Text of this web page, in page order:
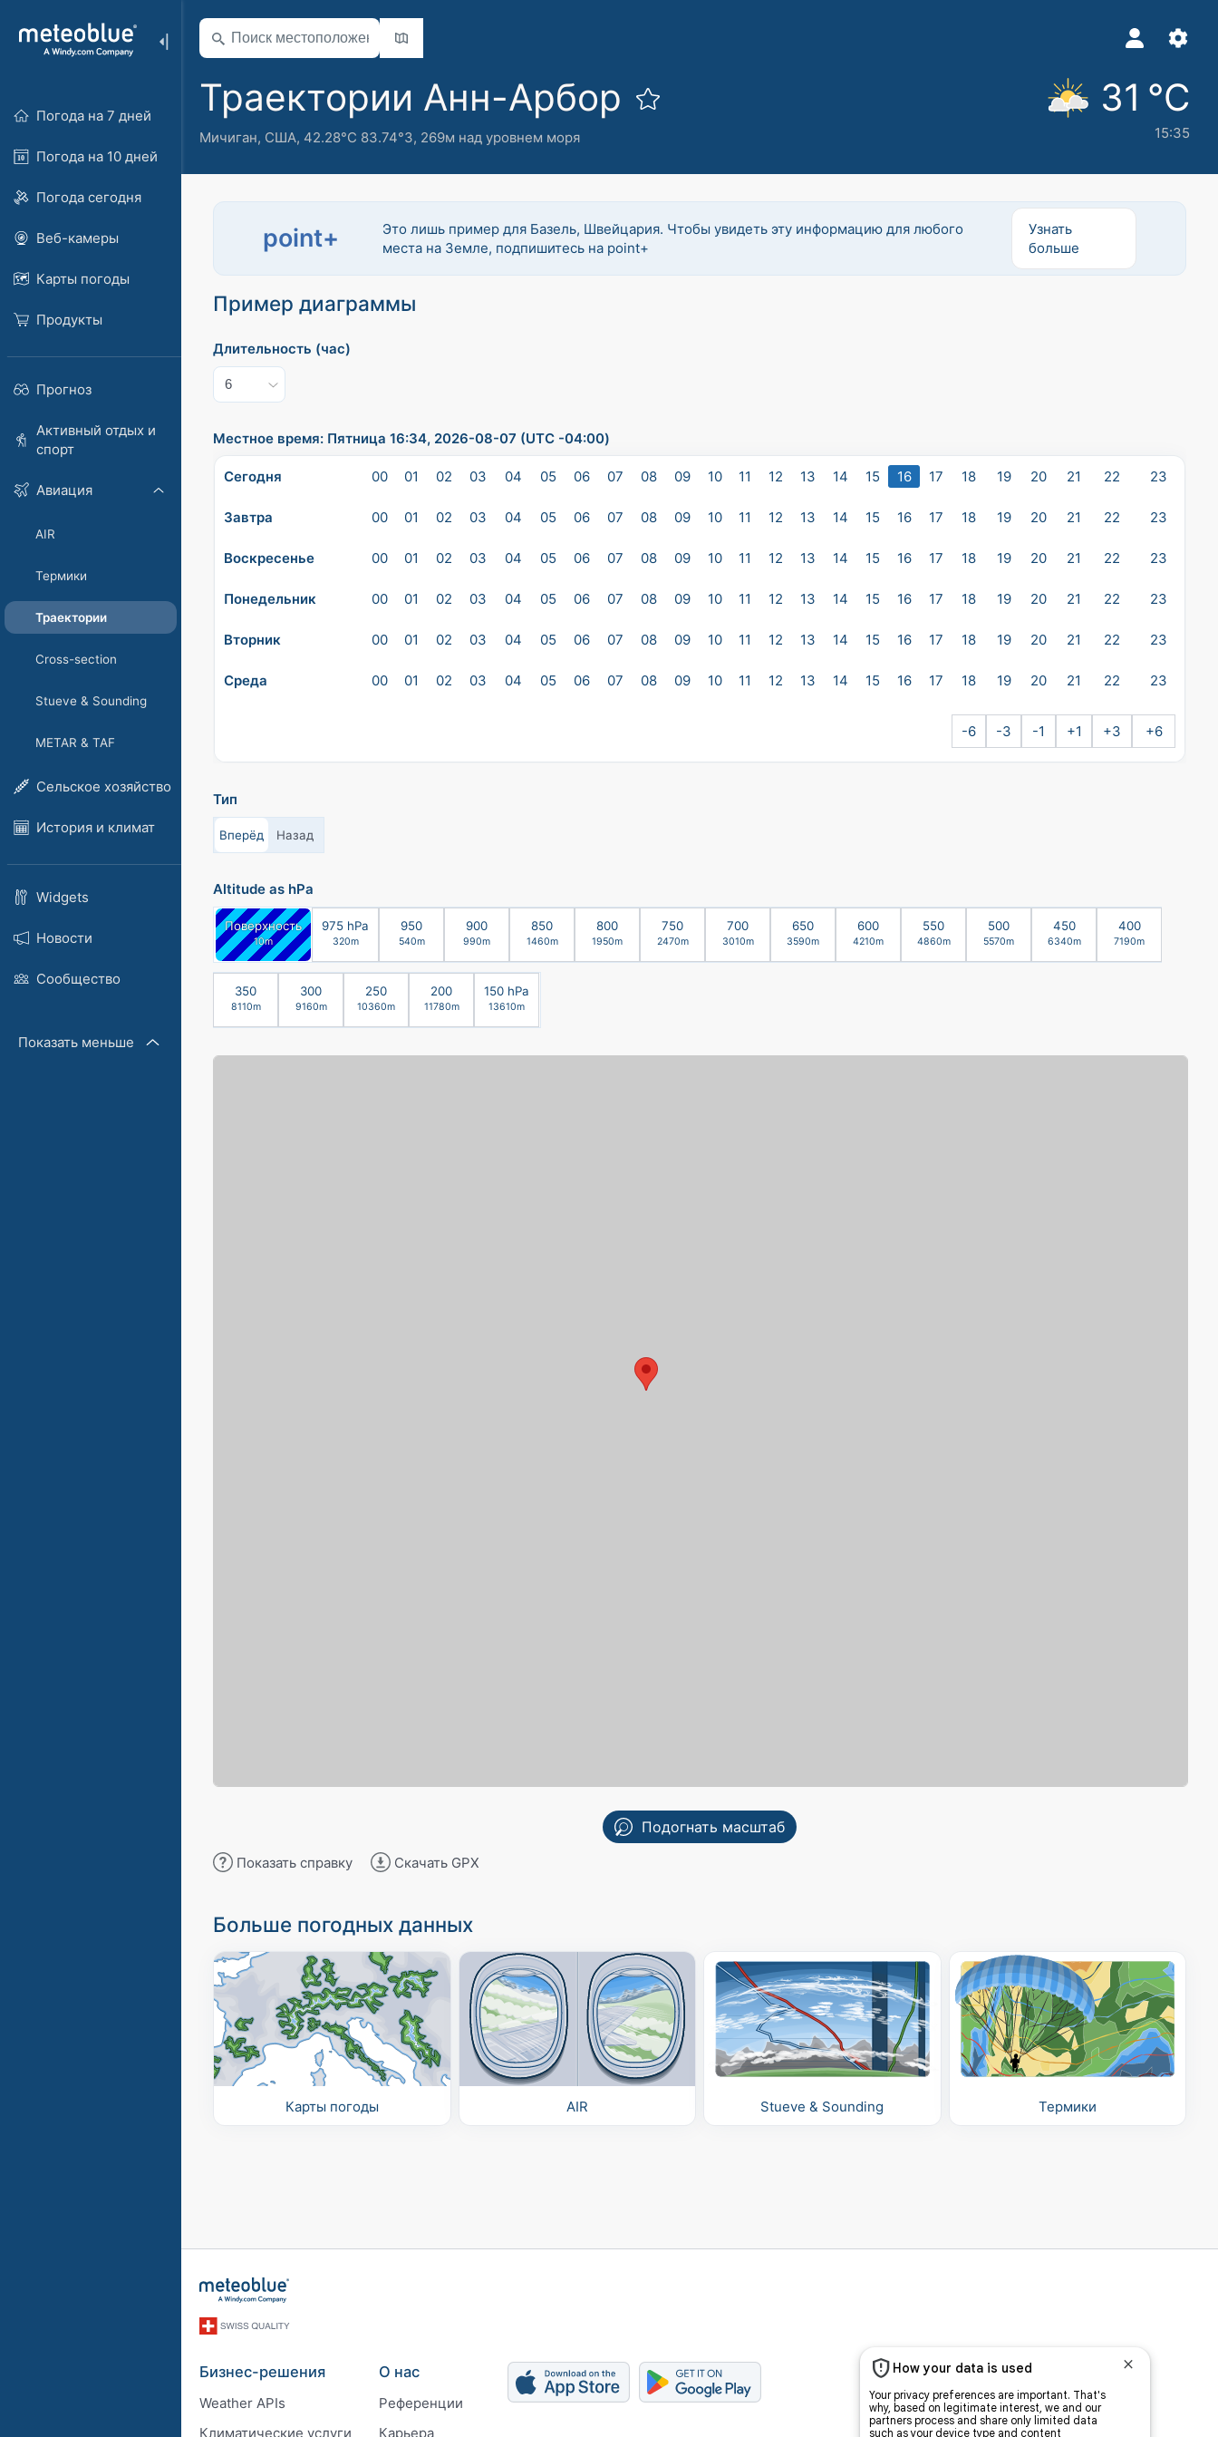
Погода на 7 дней
Погода на 10 дней
Погода сегодня
Веб-камеры
Карты погоды
Продукты
Прогноз
Активный отдых и
спорт
Авиация
AIR
Термики
Траектории
Cross-section
Stueve & Sounding
METAR & TAF
Сельское хозяйство
История и климат
Widgets
Новости
Сообщество
Показать меньше
Траектории Анн-Арбор
Мичиган, США, 42.28°С 83.74°З, 269м над уровнем моря
31 °C
15:35
point+
Это лишь пример для Базель, Швейцария. Чтобы увидеть эту информацию для любого
места на Земле, подпишитесь на point+
Узнать
больше
Пример диаграммы
Длительность (час)
Местное время: Пятница 16:34, 2026-08-07 (UTC -04:00)
Сегодня 00 01 02 03 04 05 06 07 08 09 10 11 12 13 14 15 16 17 18 19 20 21 22 23
Завтра 00 01 02 03 04 05 06 07 08 09 10 11 12 13 14 15 16 17 18 19 20 21 22 23
Воскресенье 00 01 02 03 04 05 06 07 08 09 10 11 12 13 14 15 16 17 18 19 20 21 22 23
Понедельник 00 01 02 03 04 05 06 07 08 09 10 11 12 13 14 15 16 17 18 19 20 21 22 23
Вторник 00 01 02 03 04 05 06 07 08 09 10 11 12 13 14 15 16 17 18 19 20 21 22 23
Среда 00 01 02 03 04 05 06 07 08 09 10 11 12 13 14 15 16 17 18 19 20 21 22 23
-6 -3 -1 +1 +3 +6
Тип
Вперёд Назад
Altitude as hPa
Поверхность
10m
975 hPa
320m
950
540m
900
990m
850
1460m
800
1950m
750
2470m
700
3010m
650
3590m
600
4210m
550
4860m
500
5570m
450
6340m
400
7190m
350
8110m
300
9160m
250
10360m
200
11780m
150 hPa
13610m
Подогнать масштаб
Показать справку Скачать GPX
Больше погодных данных
Карты погоды AIR Stueve & Sounding Термики
Бизнес-решения
Weather APIs
Климатические услуги
О нас
Референции
Карьера